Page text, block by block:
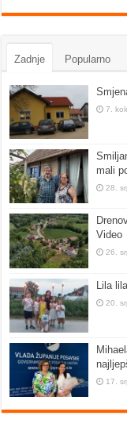
Zadnje Popularno
7.
mali
28.
Video
26.
Lila
20.
17.